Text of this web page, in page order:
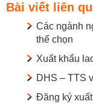
Bài viết liên
Các ngành
thể chọn
Xuất khẩu
DHS – TTS
Đăng ký